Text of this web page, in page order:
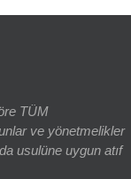
TÜM
ve yönetmelikler
usulüne uygun atıf